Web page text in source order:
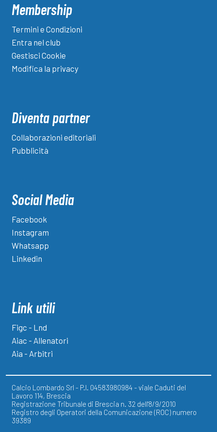
Membership
Termini e Condizioni
Entra nel club
Gestisci Cookie
Modifica la privacy
Diventa partner
Collaborazioni editoriali
Pubblicità
Social Media
Facebook
Instagram
Whatsapp
Linkedin
Link utili
Figc - Lnd
Aiac - Allenatori
Aia - Arbitri
Calcio Lombardo Srl - P.I. 04583980984 - viale Caduti del
Lavoro 114, Brescia
Registrazione Tribunale di Brescia n. 32 dell'8/9/2010
Registro degli Operatori della Comunicazione (ROC) numero
39389